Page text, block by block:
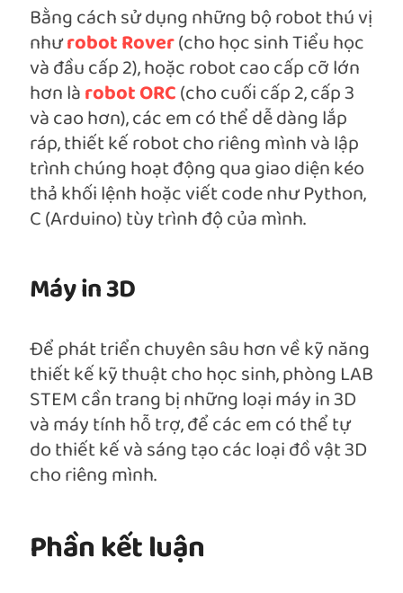
Bằng cách sử dụng những bộ robot thú vị
nhưrobot Rover(cho học sinh Tiểu học
và đầu cấp 2), hoặc robot cao cấp cỡ lớn
hơn làrobot ORC(cho cuối cấp 2, cấp 3
và cao hơn), các em có thể dễ dàng lắp
ráp, thiết kế robot cho riêng mình và lập
trình chúng hoạt động qua giao diện kéo
thả khối lệnh hoặc viết code như Python,
C (Arduino) tùy trình độ của mình.
Máy in 3D
Để phát triển chuyên sâu hơn về kỹ năng
thiết kế kỹ thuật cho học sinh, phòng LAB
STEM cần trang bị những loại máy in 3D
và máy tính hỗ trợ, để các em có thể tự
do thiết kế và sáng tạo các loại đồ vật 3D
cho riêng mình.
Phần kết luận